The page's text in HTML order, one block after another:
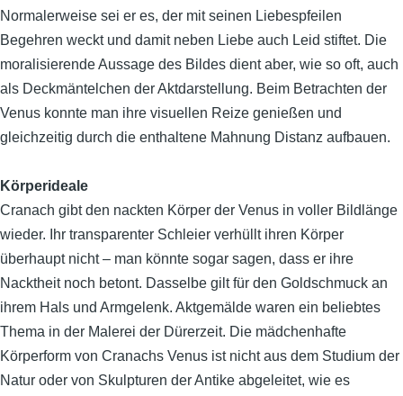
Normalerweise sei er es, der mit seinen Liebespfeilen
Begehren weckt und damit neben Liebe auch Leid stiftet. Die
moralisierende Aussage des Bildes dient aber, wie so oft, auch
als Deckmäntelchen der Aktdarstellung. Beim Betrachten der
Venus konnte man ihre visuellen Reize genießen und
gleichzeitig durch die enthaltene Mahnung Distanz aufbauen.
Körperideale
Cranach gibt den nackten Körper der Venus in voller Bildlänge
wieder. Ihr transparenter Schleier verhüllt ihren Körper
überhaupt nicht – man könnte sogar sagen, dass er ihre
Nacktheit noch betont. Dasselbe gilt für den Goldschmuck an
ihrem Hals und Armgelenk. Aktgemälde waren ein beliebtes
Thema in der Malerei der Dürerzeit. Die mädchenhafte
Körperform von Cranachs Venus ist nicht aus dem Studium der
Natur oder von Skulpturen der Antike abgeleitet, wie es